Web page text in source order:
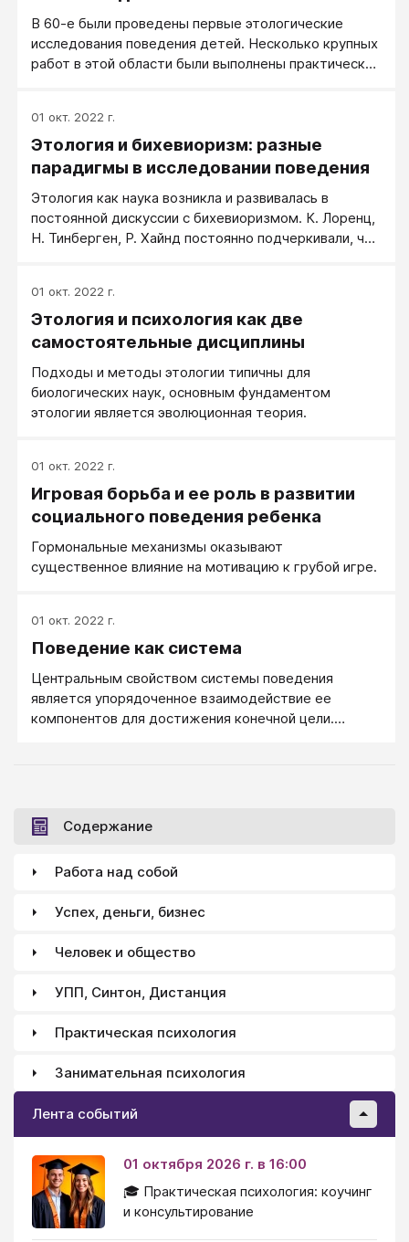
формированию конкретной поведенческой
стратегии.
В 60-е были проведены первые этологические
исследования поведения детей. Несколько крупных
работ в этой области были выполнены практически
01 окт. 2022 г.
Этология и бихевиоризм: разные
парадигмы в исследовании поведения
Этология как наука возникла и развивалась в
постоянной дискуссии с бихевиоризмом. К. Лоренц,
Н. Тинберген, Р. Хайнд постоянно подчеркивали, что
предрасположенностях.
01 окт. 2022 г.
Этология и психология как две
самостоятельные дисциплины
Подходы и методы этологии типичны для
биологических наук, основным фундаментом
этологии является эволюционная теория.
01 окт. 2022 г.
Игровая борьба и ее роль в развитии
социального поведения ребенка
Гормональные механизмы оказывают
существенное влияние на мотивацию к грубой игре.
01 окт. 2022 г.
Поведение как система
Центральным свойством системы поведения
является упорядоченное взаимодействие ее
компонентов для достижения конечной цели.
системы.Содержание
Работа над собой
Успех, деньги, бизнес
Человек и общество
УПП, Синтон, Дистанция
Практическая психология
Занимательная психология
Лента событий
01 октября 2026 г. в 16:00
🎓 Практическая психология: коучинг
и консультирование